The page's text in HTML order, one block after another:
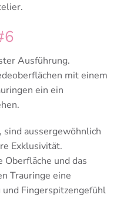
Ausführung.
mit einem
ein ein
aussergewöhnlich
Exklusivität.
und das
Trauringe eine
Fingerspitzengefühl